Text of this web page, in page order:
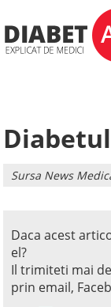
Sursa News
Daca acest
el?
Il trimiteti mai
prin email,